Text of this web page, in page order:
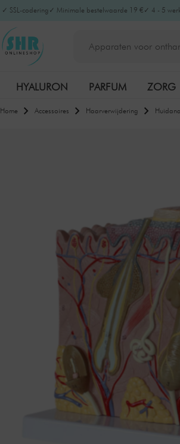
✓ SSL-codering ✓ Minimale bestelwaarde 19 € ✓ 4 - 5
HYALURON PARFUM ZORG
Home Accessoires Haarverwijdering